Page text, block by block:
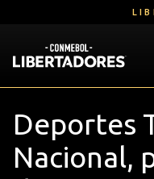
conteúdo
principal
Mega
Navigation
Deportes
Nacional,